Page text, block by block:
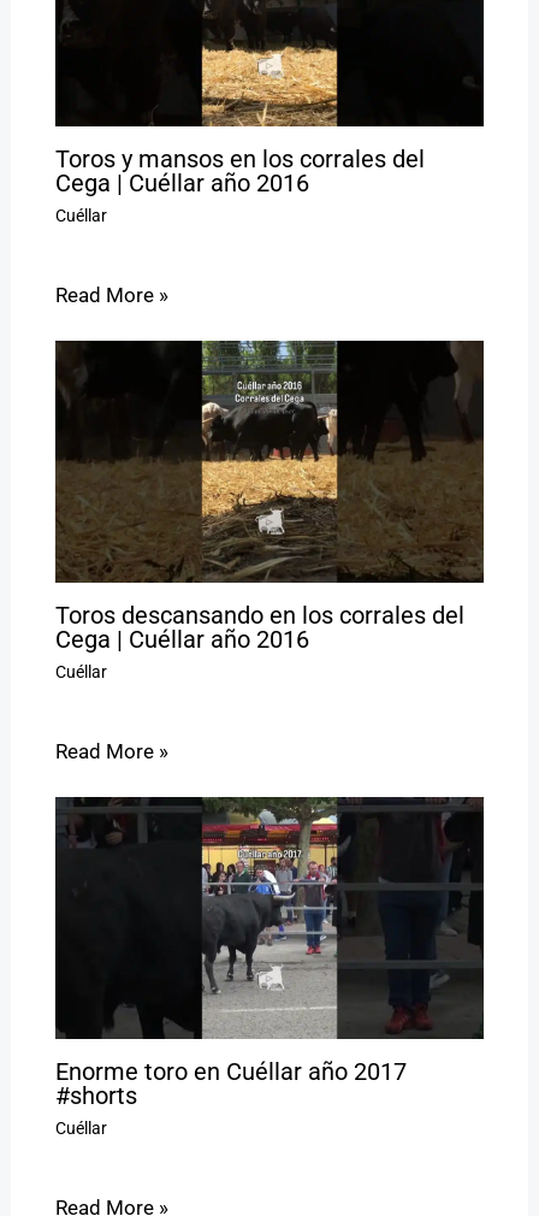
Toros y mansos en los corrales del
Cega | Cuéllar año 2016
Cuéllar
Read More »
Toros descansando en los corrales del
Cega | Cuéllar año 2016
Cuéllar
Read More »
Enorme toro en Cuéllar año 2017
#shorts
Cuéllar
Read More »